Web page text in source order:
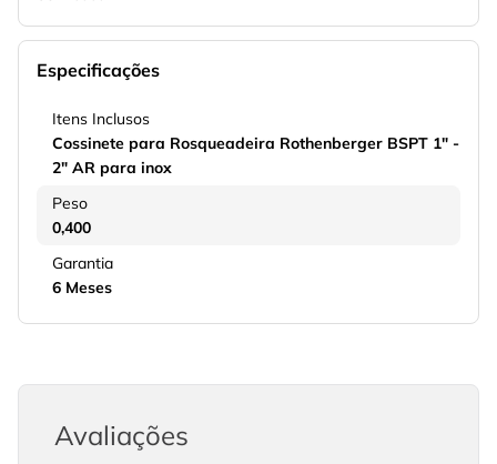
Especificações
Itens Inclusos
Cossinete para Rosqueadeira Rothenberger BSPT 1" -
2" AR para inox
Peso
0,400
Garantia
6 Meses
Avaliações